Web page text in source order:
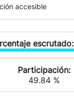
accesible
escrutado:
Participación:
49.84 %